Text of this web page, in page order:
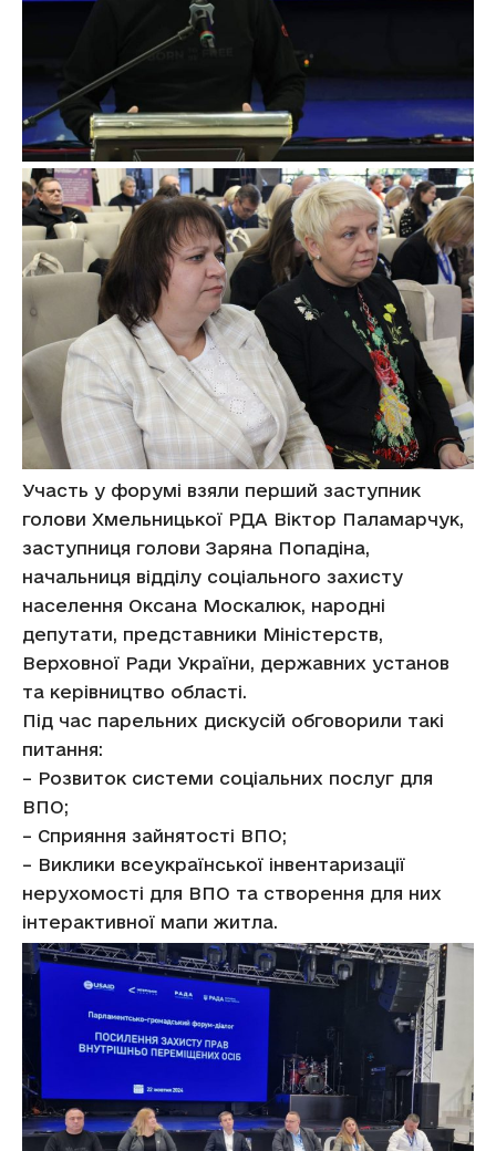
Участь у форумі взяли перший заступник
голови Хмельницької РДА Віктор Паламарчук,
заступниця голови Заряна Попадіна,
начальниця відділу соціального захисту
населення Оксана Москалюк, народні
депутати, представники Міністерств,
Верховної Ради України, державних установ
та керівництво області.
Під час парельних дискусій обговорили такі
питання:
– Розвиток системи соціальних послуг для
ВПО;
– Сприяння зайнятості ВПО;
– Виклики всеукраїнської інвентаризації
нерухомості для ВПО та створення для них
інтерактивної мапи житла.